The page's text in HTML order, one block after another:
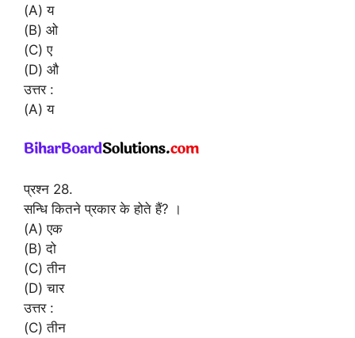
(A) य
(B) ओ
(C) ए
(D) औ
उत्तर :
(A) य
प्रश्न 28.
सन्धि कितने प्रकार के होते हैं? ।
(A) एक
(B) दो
(C) तीन
(D) चार
उत्तर :
(C) तीन